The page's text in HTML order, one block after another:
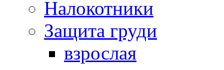
Налокотники
Защита груди
взрослая